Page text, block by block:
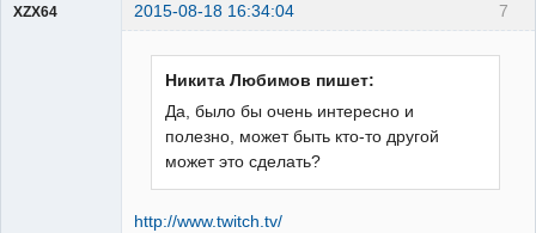
7
XZX64 2015-08-18 16:34:04
Никита Любимов пишет:
Да, было бы очень интересно и
полезно, может быть кто-то другой
может это сделать?
http://www.twitch.tv/